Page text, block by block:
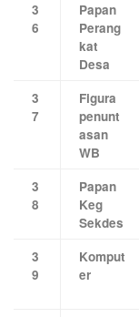
3
6
Papan
Perang
kat
Desa
3
7
Figura
penunt
asan
WB
3
8
Papan
Keg
Sekdes
3
9
Komput
er